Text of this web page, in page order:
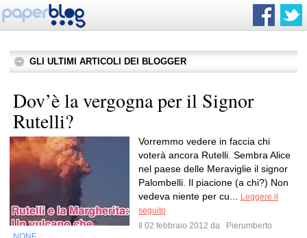
GLI ULTIMI ARTICOLI DEI BLOGGER
Dov’è la vergogna per il Signor
Rutelli?
Vorremmo vedere in faccia chi
voterà ancora Rutelli. Sembra Alice
nel paese delle Meraviglie il signor
Palombelli. Il piacione (a chi?) Non
vedeva niente per cu...
Leggere il
seguito
Il 02 febbraio 2012 da
Pierumberto